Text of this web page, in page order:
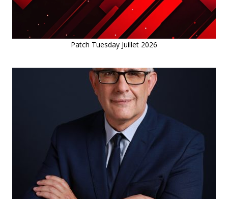
Patch Tuesday Juillet 2026